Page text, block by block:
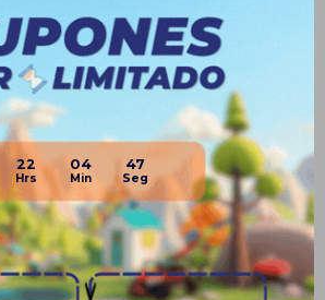
22 04 47
Envíos
Medios de pago
te pueden interesar